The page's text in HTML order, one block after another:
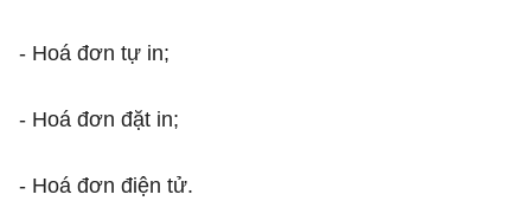
- Hoá đơn tự in;
- Hoá đơn đặt in;
- Hoá đơn điện tử.